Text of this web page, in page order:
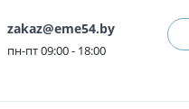
zakaz@eme54.by
пн-пт 09:00 - 18:00